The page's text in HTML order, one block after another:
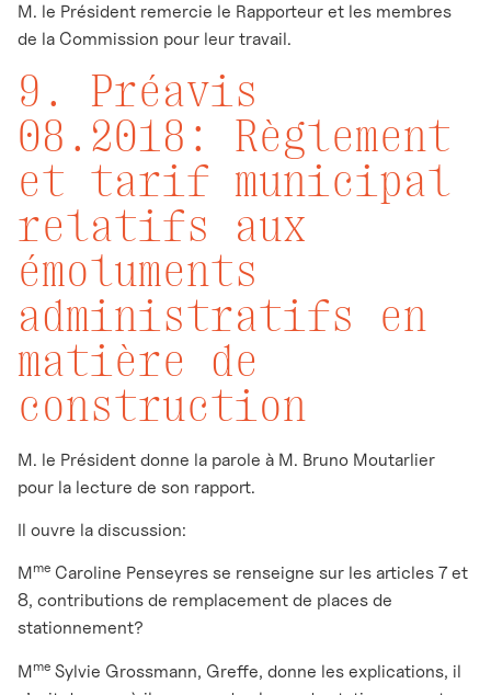
M. le Président remercie le Rapporteur et les membres
de la Commission pour leur travail.
9. Préavis
08.2018: Règlement
et tarif municipal
relatifs aux
émoluments
administratifs en
matière de
construction
M. le Président donne la parole à M. Bruno Moutarlier
pour la lecture de son rapport.
Il ouvre la discussion:
Mme Caroline Penseyres se renseigne sur les articles 7 et
8, contributions de remplacement de places de
stationnement?
Mme Sylvie Grossmann, Greffe, donne les explications, il